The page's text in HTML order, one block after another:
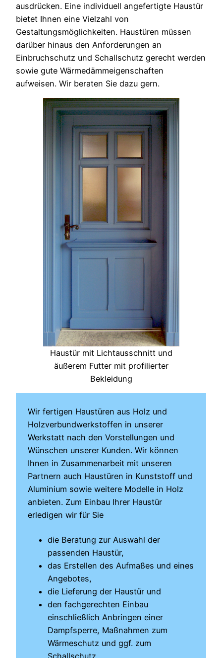
ausdrücken. Eine individuell angefertigte Haustür
bietet Ihnen eine Vielzahl von
Gestaltungsmöglichkeiten. Haustüren müssen
darüber hinaus den Anforderungen an
Einbruchschutz und Schallschutz gerecht werden
sowie gute Wärmedämmeigenschaften
aufweisen. Wir beraten Sie dazu gern.
Haustür mit Lichtausschnitt und
äußerem Futter mit profilierter
Bekleidung
Wir fertigen Haustüren aus Holz und
Holzverbundwerkstoffen in unserer
Werkstatt nach den Vorstellungen und
Wünschen unserer Kunden. Wir können
Ihnen in Zusammenarbeit mit unseren
Partnern auch Haustüren in Kunststoff und
Aluminium sowie weitere Modelle in Holz
anbieten. Zum Einbau Ihrer Haustür
erledigen wir für Sie
die Beratung zur Auswahl der
passenden Haustür,
das Erstellen des Aufmaßes und eines
Angebotes,
die Lieferung der Haustür und
den fachgerechten Einbau
einschließlich Anbringen einer
Dampfsperre, Maßnahmen zum
Wärmeschutz und ggf. zum